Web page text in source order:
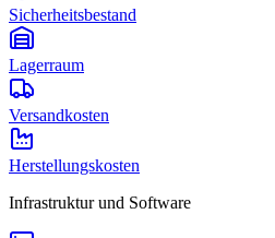
Sicherheitsbestand
Lagerraum
Versandkosten
Herstellungskosten
Infrastruktur und Software